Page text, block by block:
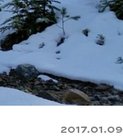
2017.01.09